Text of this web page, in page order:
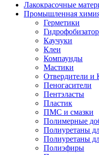
Лакокрасочные
Промышленная
Герметики
Каучуки
Клеи
Компаунды
Мастики
Отвердители и
Пеногасители
Пентэласты
Пластик
ПМС и смазки
Полимерные
Полиуретаны
Полиуретаны
Полиэфиры